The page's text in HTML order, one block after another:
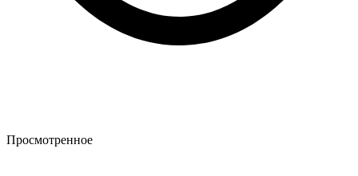
Просмотренное